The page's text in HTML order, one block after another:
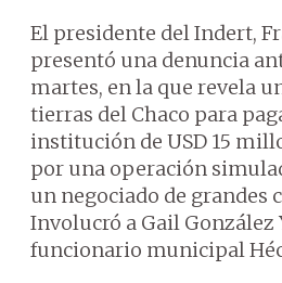
El presidente del Indert,
presentó una denuncia
martes, en la que revela
tierras del Chaco para
institución de USD 15
por una operación
un negociado de grandes
Involucró a Gail González
funcionario municipal